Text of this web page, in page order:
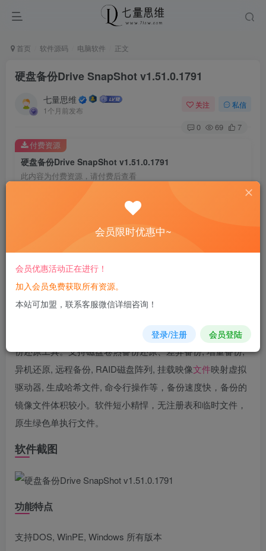
首页 软件源码 电脑软件 正文
硬盘备份Drive SnapShot v1.51.0.1791
七量思维
1个月前发布
关注 私信
0 69 7
硬盘备份Drive SnapShot v1.51.0.1791
此内容为付费资源，请付费后查看
8.8
您当前未登录！建议登陆后购买，可保存购买订单
付费资源
软件介绍
Drive SnapShot，小巧强大的系统热备份利器，德国硬盘备
份还原工具。支持磁盘卷热备份还原、差异备份, 增量备份,
异机还原, 远程备份, RAID磁盘阵列, 挂载映像文件映射虚拟
驱动器, 生成哈希文件, 命令行操作等，备份速度快，备份的
镜像文件体积较小。软件短小精悍，无注册表和临时文件，
原生绿色单执行文件。
软件截图
功能特点
支持DOS, WinPE, Windows 所有版本
会员限时优惠中~
会员优惠活动正在进行！
加入会员免费获取所有资源。
本站可加盟，联系客服微信详细咨询！
登录/注册 会员登陆